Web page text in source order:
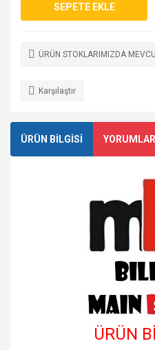
SEPETE EKLE
ÜRÜN STOKLARIMIZDA
Karşılaştır
ÜRÜN BİLGİSİ YORUMLAR
ÜRÜN